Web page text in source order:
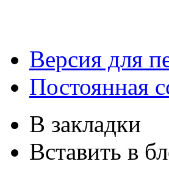
Версия для
Постоянная
В закладки
Вставить в